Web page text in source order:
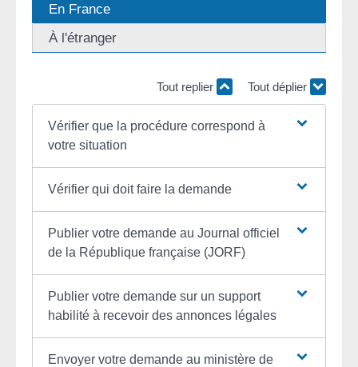
En France
À l'étranger
Tout replier Tout déplier
Vérifier que la procédure correspond à
votre situation
Vérifier qui doit faire la demande
Publier votre demande au Journal officiel
de la République française (JORF)
Publier votre demande sur un support
habilité à recevoir des annonces légales
Envoyer votre demande au ministère de